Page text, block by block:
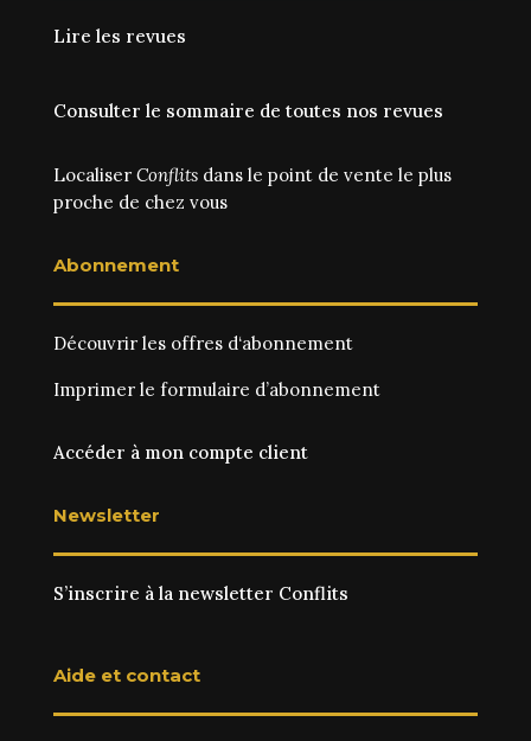
Lire les revues
Consulter le sommaire de toutes nos revues
Localiser Conflitsdans le point de vente le plus
proche de chez vous
Abonnement
Découvrir les offres d‘abonnement
Imprimer le formulaire d’abonnement
Accéder à mon compte client
Newsletter
S’inscrire à la newsletter Conflits
Aide et contact